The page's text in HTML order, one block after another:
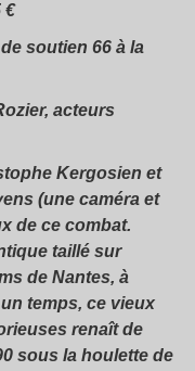
€
soutien 66 à la
, acteurs
Kergosien et
(une caméra et
de ce combat.
taillé sur
de Nantes, à
temps, ce vieux
renaît de
sous la houlette de